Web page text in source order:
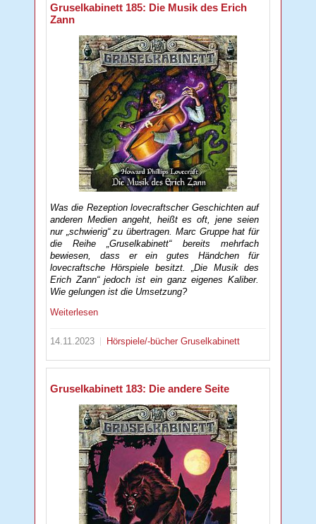
Gruselkabinett 185: Die Musik des Erich
Zann
Was die Rezeption lovecraftscher Geschichten auf
anderen Medien angeht, heißt es oft, jene seien
nur „schwierig“ zu übertragen. Marc Gruppe hat für
die Reihe „Gruselkabinett“ bereits mehrfach
bewiesen, dass er ein gutes Händchen für
lovecraftsche Hörspiele besitzt. „Die Musik des
Erich Zann“ jedoch ist ein ganz eigenes Kaliber.
Wie gelungen ist die Umsetzung?
Weiterlesen
14.11.2023 Hörspiele/-bücherGruselkabinett
Gruselkabinett 183: Die andere Seite